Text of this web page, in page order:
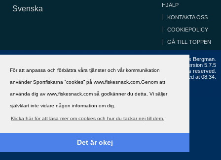
För att anpassa och förbättra våra tjänster och vår kommunikation
använder Sportfiskarna ”cookies” på www.fiskesnack.com.Genom att
använda dig av www.fiskesnack.com så godkänner du detta. Vi säljer
självklart inte vidare någon information om dig.
Klicka här för att läsa mer om cookies och hur du tackar nej till dem.
Det är okej
Svenska HJÄLP
KONTAKTA OSS
COOKIEPOLICY
GÅ TILL TOPPEN
Copyright ©2002 - 2021, FiskeSnack.com. Grundad 2002 av Anders Bergman.
Version 5.7.5
Copyright © 2026 MH Sub I, LLC dba vBulletin. All rights reserved.
All times are GMT+1. This page was generated at 08:34.